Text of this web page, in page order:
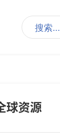
搜索...
球资源